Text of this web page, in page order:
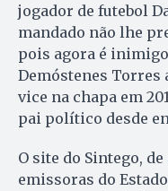
jogador de futebol
mandado não lhe
pois agora é
Demóstenes Torres
vice na chapa em
pai político desde
O site do Sintego,
emissoras do